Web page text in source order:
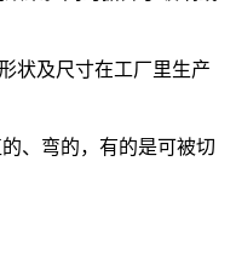
状及尺寸在工厂里生产
、弯的，有的是可被切